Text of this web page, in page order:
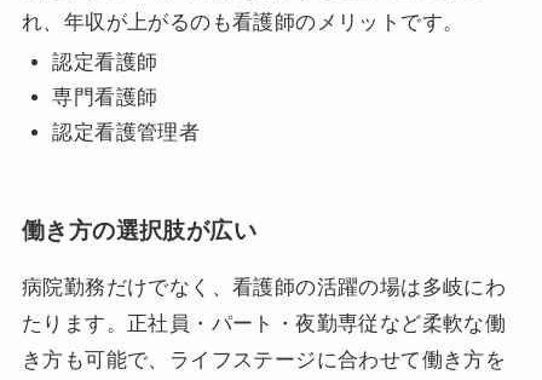
れ、年収が上がるのも看護師のメリットです。
認定看護師
専門看護師
認定看護管理者
働き方の選択肢が広い
病院勤務だけでなく、看護師の活躍の場は多岐にわ
たります。正社員・パート・夜勤専従など柔軟な働
き方も可能で、ライフステージに合わせて働き方を